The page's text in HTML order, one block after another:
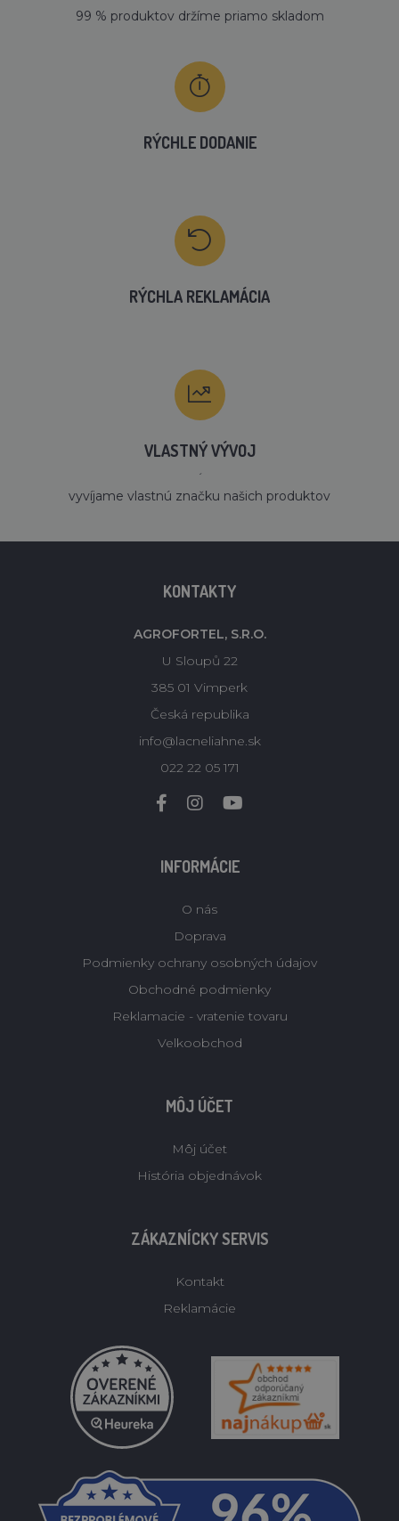
99 % produktov držíme priamo skladom
RÝCHLE DODANIE
RÝCHLA REKLAMÁCIA
VLASTNÝ VÝVOJ
´
vyvíjame vlastnú značku našich produktov
KONTAKTY
AGROFORTEL, S.R.O.
U Sloupů 22
385 01 Vimperk
Česká republika
info@lacneliahne.sk
022 22 05 171
INFORMÁCIE
O nás
Doprava
Podmienky ochrany osobných údajov
Obchodné podmienky
Reklamacie - vratenie tovaru
Velkoobchod
MÔJ ÚČET
Môj účet
História objednávok
ZÁKAZNÍCKY SERVIS
Kontakt
Reklamácie